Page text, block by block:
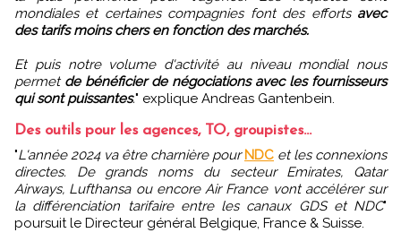
mondiales et certaines compagnies font des efforts avec
des tarifs moins chers en fonction des marchés.
Et puis notre volume d'activité au niveau mondial nous
permet de bénéficier de négociations avec les fournisseurs
qui sont puissantes." explique Andreas Gantenbein.
Des outils pour les agences, TO, groupistes...
" L'année 2024 va être charnière pour NDC et les connexions
directes. De grands noms du secteur Emirates, Qatar
Airways, Lufthansa ou encore Air France vont accélérer sur
la différenciation tarifaire entre les canaux GDS et NDC"
poursuit le Directeur général Belgique, France & Suisse.